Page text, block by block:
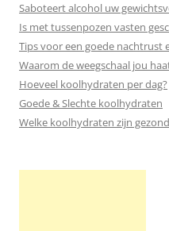
Saboteert alcohol uw
Is met tussenpozen vasten
Tips voor een goede nachtrust
Waarom de weegschaal jou
Hoeveel koolhydraten per dag?
Goede & Slechte koolhydraten
Welke koolhydraten zijn